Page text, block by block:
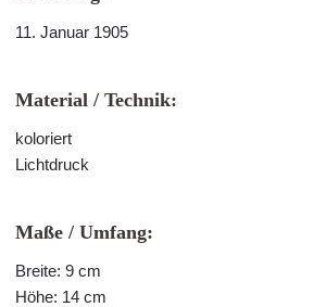
11. Januar 1905
Material / Technik:
koloriert
Lichtdruck
Maße / Umfang:
Breite: 9 cm
Höhe: 14 cm